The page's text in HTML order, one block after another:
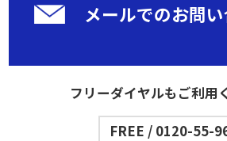
メールでのお問
フリーダイヤルもご利用
FREE / 0120-55-